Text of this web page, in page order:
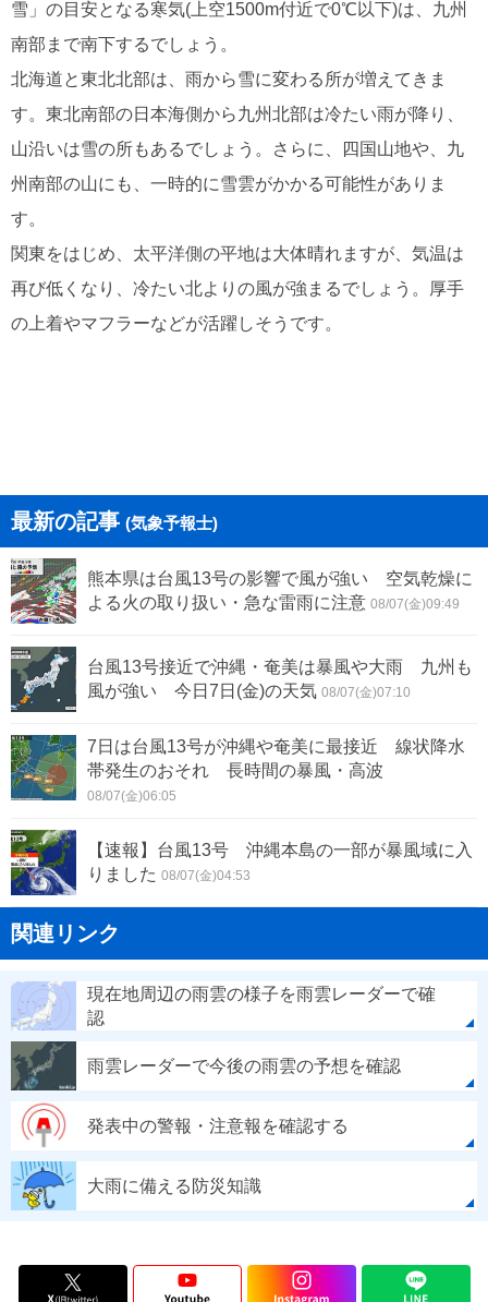
雪」の目安となる寒気(上空1500m付近で0℃以下)は、九州
南部まで南下するでしょう。
北海道と東北北部は、雨から雪に変わる所が増えてきま
す。東北南部の日本海側から九州北部は冷たい雨が降り、
山沿いは雪の所もあるでしょう。さらに、四国山地や、九
州南部の山にも、一時的に雪雲がかかる可能性がありま
す。
関東をはじめ、太平洋側の平地は大体晴れますが、気温は
再び低くなり、冷たい北よりの風が強まるでしょう。厚手
の上着やマフラーなどが活躍しそうです。
最新の記事 (気象予報士)
熊本県は台風13号の影響で風が強い 空気乾燥に
よる火の取り扱い・急な雷雨に注意 08/07(金)09:49
台風13号接近で沖縄・奄美は暴風や大雨 九州も
風が強い 今日7日(金)の天気 08/07(金)07:10
7日は台風13号が沖縄や奄美に最接近 線状降水
帯発生のおそれ 長時間の暴風・高波
08/07(金)06:05
【速報】台風13号 沖縄本島の一部が暴風域に入
りました 08/07(金)04:53
関連リンク
現在地周辺の雨雲の様子を雨雲レーダーで確
認
雨雲レーダーで今後の雨雲の予想を確認
発表中の警報・注意報を確認する
大雨に備える防災知識